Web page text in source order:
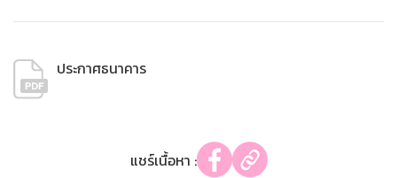
ประกาศธนาคาร
แชร์เนื้อหา :